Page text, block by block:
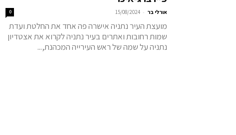
אורלי בר -
15/08/2024
0
מועצת העיר נתניה אישרה פה אחד את החלטת ועדת
שמות רחובות ואתרים בעיר נתניה לקרוא את אצטדיון
נתניה על שמה של ראש העירייה המכהנת,...